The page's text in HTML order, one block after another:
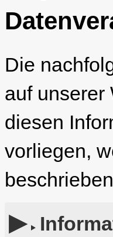
Die
auf unserer
diesen
vorliegen,